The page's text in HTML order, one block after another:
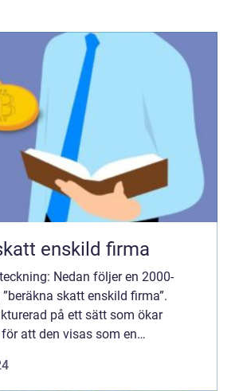
enskild firma
Nedan följer en 2000-
skatt enskild firma”.
på ett sätt som ökar
att den visas som en